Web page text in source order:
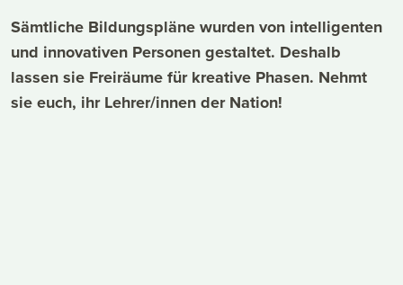
Sämtliche Bildungspläne wurden von intelligenten
und innovativen Personen gestaltet. Deshalb
lassen sie Freiräume für kreative Phasen. Nehmt
sie euch, ihr Lehrer/innen der Nation!